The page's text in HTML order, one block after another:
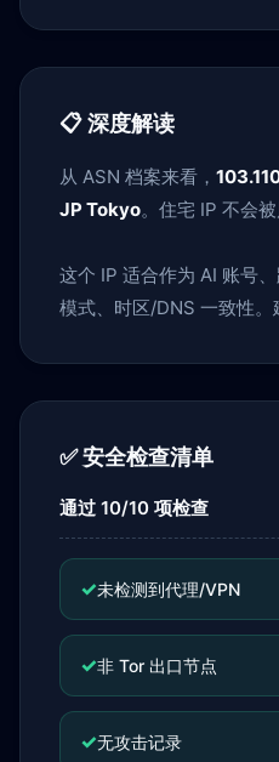
📋 深度解读
从 ASN 档案来看，
JP Tokyo。住宅 IP 不会
这个 IP 适合作为 AI 账号
模式、时区/DNS 一致性。
✅ 安全检查清单
通过 10/10 项检查
✓未检测到代理/VPN
✓非 Tor 出口节点
✓无攻击记录